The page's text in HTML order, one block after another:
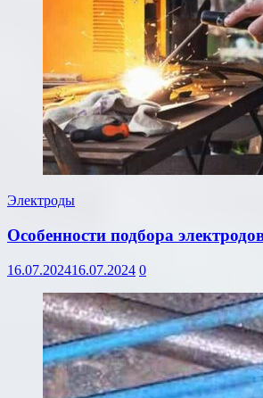
Электроды
Особенности подбора
16.07.202416.07.2024 0